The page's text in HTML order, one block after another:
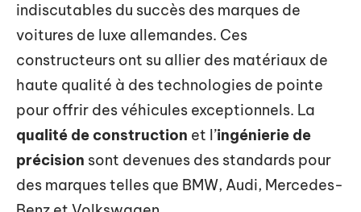
indiscutables du succès des marques de
voitures de luxe allemandes. Ces
constructeurs ont su allier des matériaux de
haute qualité à des technologies de pointe
pour offrir des véhicules exceptionnels. La
qualité de construction et l’ingénierie de
précision sont devenues des standards pour
des marques telles que BMW, Audi, Mercedes-